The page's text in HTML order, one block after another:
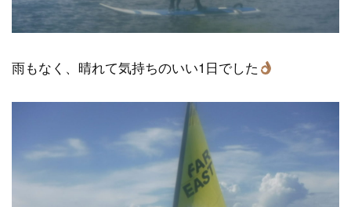
雨もなく、晴れて気持ちのいい1日でした